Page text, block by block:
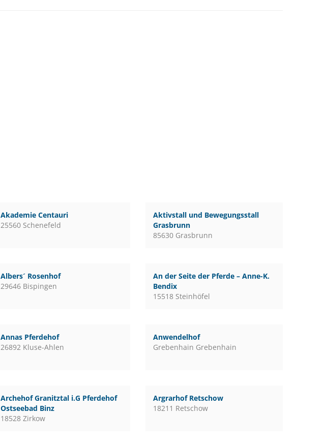
Akademie Centauri
25560 Schenefeld
Aktivstall und Bewegungsstall
Grasbrunn
85630 Grasbrunn
Albers´ Rosenhof
29646 Bispingen
An der Seite der Pferde – Anne-K.
Bendix
15518 Steinhöfel
Annas Pferdehof
26892 Kluse-Ahlen
Anwendelhof
Grebenhain Grebenhain
Archehof Granitztal i.G Pferdehof
Ostseebad Binz
18528 Zirkow
Argrarhof Retschow
18211 Retschow